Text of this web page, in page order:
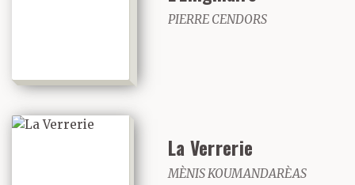
PIERRE CENDORS
La Verrerie
MÈNIS KOUMANDARÈAS